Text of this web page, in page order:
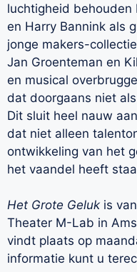
luchtigheid
en Harry Bannink als
jonge makers-
Jan Groenteman en
en musical
dat doorgaans niet
Dit sluit heel nauw
dat niet alleen
ontwikkeling van het
het vaandel heeft
Het Grote Geluk is
Theater M-Lab in
vindt plaats op
informatie kunt u